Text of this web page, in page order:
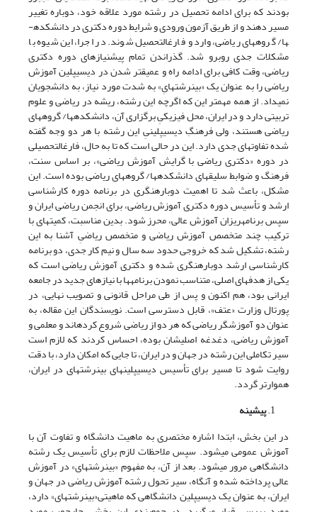
بودند که برای ادامه تحصیل در رشته مورد علاقه خود، دوباره تغییر
مسیر دهند و از طریق آزمون ورودی و شرایط دوره دکتری در دانشکده­
ها/ گروه­های ریاضی، وارد و فارغ­التحصیل شوند. در اجرا، این شیوه با
مشکلات جدی روبرو شد. گذراندن تمام پیش­نیازهای دوره دکتری
ریاضی، وقت کافی برای ادامه راه و عمیق­تر شدن در دیسیپلین آموزش
ریاضی را به عنوان یک «بین­رشته­ایِ» به شدت مورد نیاز، به دانشجویان
نمی­داد. از همه مهم­تر این که اگرچه این رشته، ریشه در ریاضی و علوم
تربیتی دارد و در ایران، محل فیزیکیِ برگزاری آن، دانشکده­ها/ گروه­های
ریاضی هستند، ولی فرهنگِ دیسیپلینیِ این رشته با هر دو وجه گفته
شده تفاوت­های جدی دارد. این در حالی است که تا به حال، فارغ­التحصیلی
در دوره «دکتری ریاضی با گرایش آموزش ریاضی»، بر اساس سنت،
فرهنگ و ضوابط سلیقه­ای دانشکده­ها/ گروه­های ریاضی بوده است. این
مشکل، باعث شد تا اهمیت دوباره­نگری در برنامه دوره کارشناسی
ارشد و تأسیس دوره دکتری آموزش ریاضی، برای انجمن ریاضی ایران و
سپس برنامه­ریزان آموزش عالی، محرز شود. بدین مناسبت، کمیته­ای با
ترکیب چند متخصص آموزش ریاضی و متخصص ریاضیِ آشنا به این
رشته، تشکیل شد که خروجی حدود سه سال و نیم کار جدی، دو برنامه
کارشناسی ارشد دوباره­نگری شده و دکتری آموزش ریاضی است که
یکی از هدف­های اصلی، متناسب نمودن برنامه­ها با نیازهای جدید در جامعه
ایرانی بود، هم اکنون و پس از طی مراحل قانونی و تصویب نهایی، در
پورتال وزارت «عتف»، قابل دسترسی است. نویسندگان این مقاله، به
عنوان دو آموزشگر ریاضی که هر دو از ریاضی شروع کرده­اند و معلمی و
آموزش ریاضی، دغدغه اصلی­شان بوده، احساس کردند که لازم است
سیر تکاملی این رشته در جهان و در ایران، تا جایی که امکان دارد، با دقت
روایت شود تا مسیر برای تأسیس دیسیپلین­های بین­رشته­ای در ایران،
هموارتر گردد.
پیشینه
در این بخش، ابتدا اشاره مختصری به ماهیت دانشگاه و تفاوت آن با
آموزش عمومی می­شود. سپس ملاحظات لازم برای تأسیس یک رشته
دانشگاهی مرور می­شود. بعد از آن، به مفهوم «بین­رشته­ای» در آموزش
عالی پرداخته شده و آنگاه، سیر تحول رشته آموزش ریاضی در جهان و
ایران، به عنوان یک دیسیپلین دانشگاهی که ماهیتی«بین­رشته­ای» دارد،